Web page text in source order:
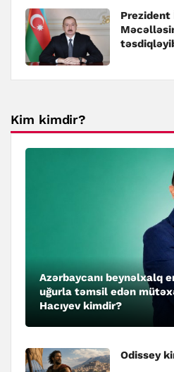
Prezident
Kim kimdir?
Azərbaycanı beynəlxalq
uğurla təmsil edən
Hacıyev kimdir?
Odissey